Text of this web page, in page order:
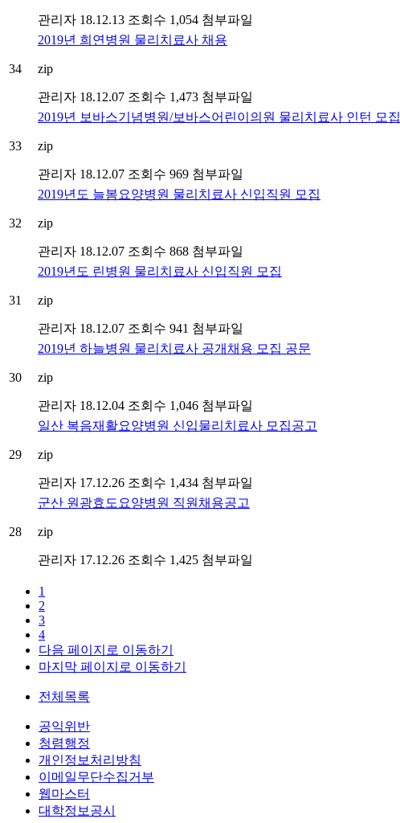
관리자 18.12.13 조회수 1,054 첨부파일
34
2019년 희연병원 물리치료사 채용
zip
관리자 18.12.07 조회수 1,473 첨부파일
33
2019년 보바스기념병원/보바스어린이의원 물리치료사 인턴 모집
zip
관리자 18.12.07 조회수 969 첨부파일
32
2019년도 늘봄요양병원 물리치료사 신입직원 모집
zip
관리자 18.12.07 조회수 868 첨부파일
31
2019년도 린병원 물리치료사 신입직원 모집
zip
관리자 18.12.07 조회수 941 첨부파일
30
2019년 하늘병원 물리치료사 공개채용 모집 공문
zip
관리자 18.12.04 조회수 1,046 첨부파일
29
일산 복음재활요양병원 신입물리치료사 모집공고
zip
관리자 17.12.26 조회수 1,434 첨부파일
28
군산 원광효도요양병원 직원채용공고
zip
관리자 17.12.26 조회수 1,425 첨부파일
1
2
3
4
다음 페이지로 이동하기
마지막 페이지로 이동하기
전체목록
공익위반
청렴행정
개인정보처리방침
이메일무단수집거부
웹마스터
대학정보공시